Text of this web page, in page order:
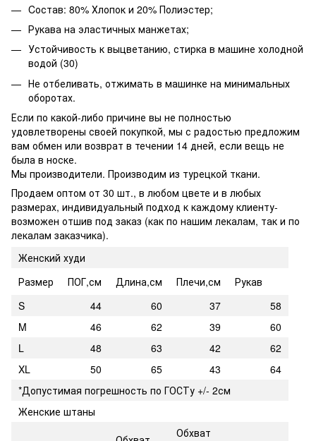
Cостав: 80% Хлопок и 20% Полиэстер;
Рукава на эластичных манжетах;
Устойчивость к выцветанию, стирка в машине холодной
водой (30)
Не отбеливать, отжимать в машинке на минимальных
оборотах.
Если по какой-либо причине вы не полностью
удовлетворены своей покупкой, мы с радостью предложим
вам обмен или возврат в течении 14 дней, если вещь не
была в носке.
Мы производители. Производим из турецкой ткани.
Продаем оптом от 30 шт., в любом цвете и в любых
размерах, индивидуальный подход к каждому клиенту-
возможен отшив под заказ (как по нашим лекалам, так и по
лекалам заказчика).
Женский худи
Размер
ПОГ,см Длина,см Плечи,см
Рукав
S
44 60 37
58
M
46 62 39
60
L
48 63 42
62
XL
50 65 43
64
*Допустимая погрешность по ГОСТу +/- 2см
Женские штаны
Обхват